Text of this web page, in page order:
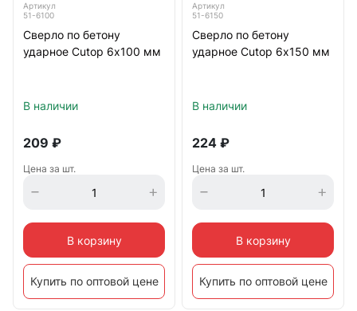
Артикул
51-6100
Сверло по бетону
ударное Cutop 6х100 мм
В наличии
209 ₽
Цена за шт.
В корзину
Купить по оптовой цене
Артикул
51-6150
Сверло по бетону
ударное Cutop 6х150 мм
В наличии
224 ₽
Цена за шт.
В корзину
Купить по оптовой цене